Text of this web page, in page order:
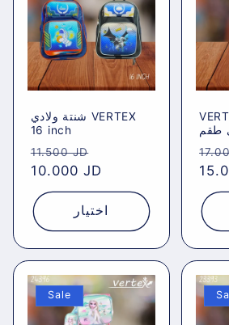
شنتة ولادي VERTEX
16 inch
Regular
price
11.500 JD
price
10.000 JD
اختيار
طقم
Sale